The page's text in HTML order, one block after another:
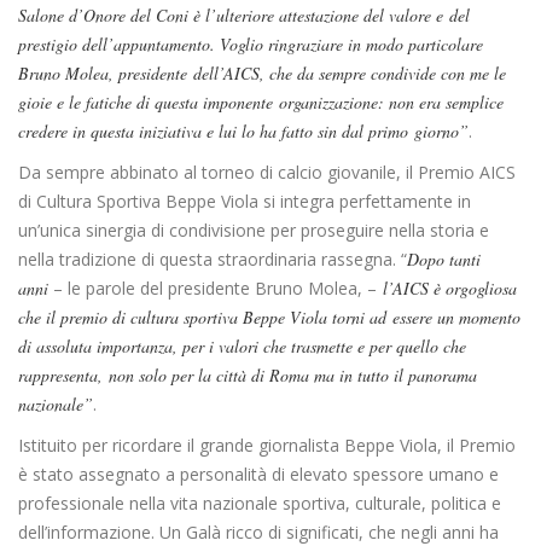
Salone d’Onore del Coni è l’ulteriore attestazione del valore e del
prestigio dell’appuntamento. Voglio ringraziare in modo particolare
Bruno Molea, presidente dell’AICS, che da sempre condivide con me le
gioie e le fatiche di questa imponente organizzazione: non era semplice
credere in questa iniziativa e lui lo ha fatto sin dal primo giorno”.
Da sempre abbinato al torneo di calcio giovanile, il Premio AICS
di Cultura Sportiva Beppe Viola si integra perfettamente in
un’unica sinergia di condivisione per proseguire nella storia e
nella tradizione di questa straordinaria rassegna. “Dopo tanti
anni – le parole del presidente Bruno Molea, – l’AICS è orgogliosa
che il premio di cultura sportiva Beppe Viola torni ad essere un momento
di assoluta importanza, per i valori che trasmette e per quello che
rappresenta, non solo per la città di Roma ma in tutto il panorama
nazionale”.
Istituito per ricordare il grande giornalista Beppe Viola, il Premio
è stato assegnato a personalità di elevato spessore umano e
professionale nella vita nazionale sportiva, culturale, politica e
dell’informazione. Un Galà ricco di significati, che negli anni ha